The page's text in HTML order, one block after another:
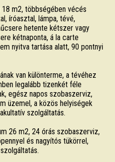
m2, többségében vécés
íróasztal, lámpa, tévé,
hetente kétszer vagy
kétnaponta, á la carte
nyitva tartása alatt, 90 pontnyi
van különterme, a tévéhez
legalább tizenkét féle
egész napos szobaszerviz,
üzemel, a közös helyiségek
szolgáltatás.
26 m2, 24 órás szobaszerviz,
és nagyítós tükörrel,